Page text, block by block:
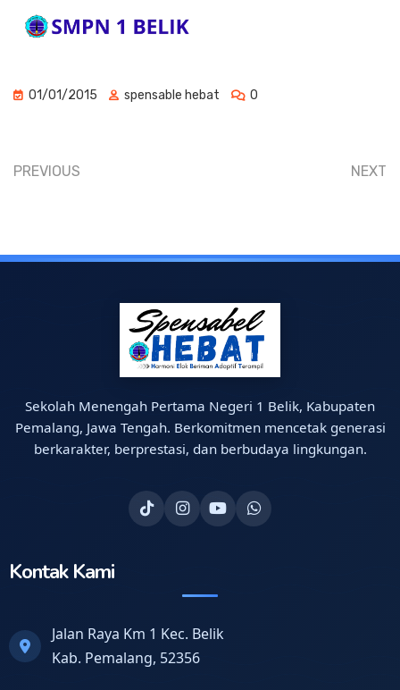
01/01/2015 spensable hebat 0
PREVIOUS NEXT
Sekolah Menengah Pertama Negeri 1 Belik, Kabupaten
Pemalang, Jawa Tengah. Berkomitmen mencetak generasi
berkarakter, berprestasi, dan berbudaya lingkungan.
Kontak Kami
Jalan Raya Km 1 Kec. Belik
Kab. Pemalang, 52356